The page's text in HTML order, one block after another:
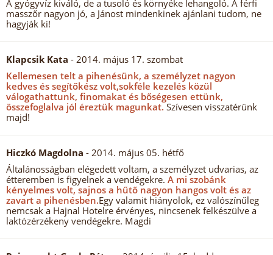
A gyógyvíz kiváló, de a tusoló és környéke lehangoló. A férfi
masszőr nagyon jó, a Jánost mindenkinek ajánlani tudom, ne
hagyják ki!
Klapcsik Kata - 2014. május 17. szombat
Kellemesen telt a pihenésünk, a személyzet nagyon
kedves és segítőkész volt,sokféle kezelés közül
válogathattunk, finomakat és bőségesen ettünk,
összefoglalva jól éreztük magunkat. Szívesen visszatérünk
majd!
Hiczkó Magdolna - 2014. május 05. hétfő
Általánosságban elégedett voltam, a személyzet udvarias, az
étteremben is figyelnek a vendégekre. A mi szobánk
kényelmes volt, sajnos a hűtő nagyon hangos volt és az
zavart a pihenésben.Egy valamit hiányolok, ez valószínűleg
nemcsak a Hajnal Hotelre érvényes, nincsenek felkészülve a
laktózérzékeny vendégekre. Magdi